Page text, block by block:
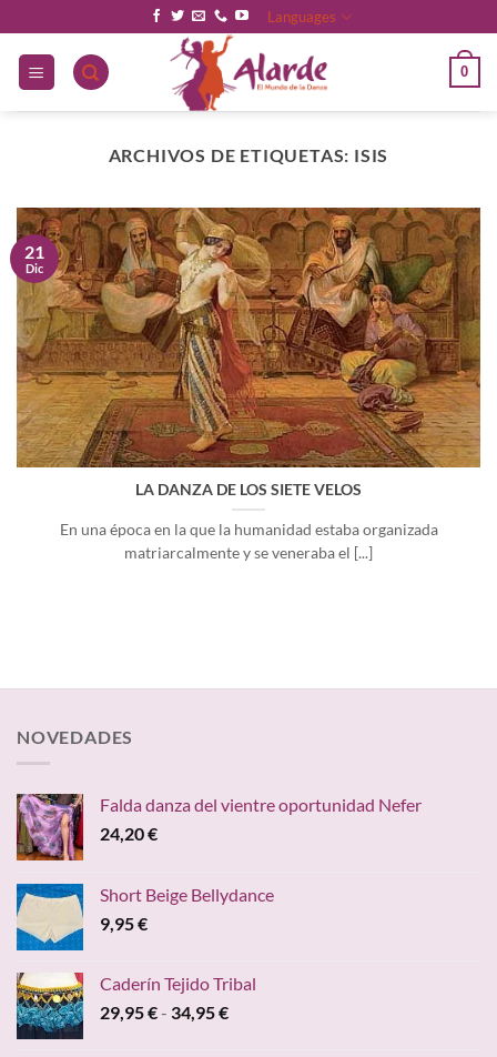
al
contenido
Languages
0
ARCHIVOS DE ETIQUETAS: ISIS
LA DANZA DE LOS SIETE VELOS
En una época en la que la humanidad estaba organizada
matriarcalmente y se veneraba el [...]
21
Dic
NOVEDADES
Falda danza del vientre oportunidad Nefer
24,20€
Short Beige Bellydance
9,95€
Caderín Tejido Tribal
29,95€- 34,95€Rango